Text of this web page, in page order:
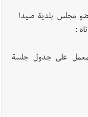
بإحرازه بطولة لبنان
مجلس بلدية صيدا -
:
على جدول جلسة